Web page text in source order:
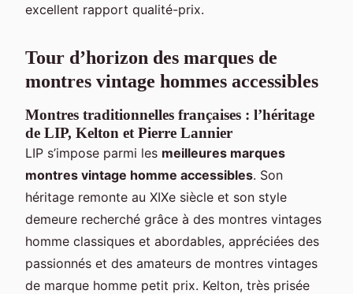
excellent rapport qualité-prix.
Tour d’horizon des marques de
montres vintage hommes accessibles
Montres traditionnelles françaises : l’héritage
de LIP, Kelton et Pierre Lannier
LIP s’impose parmi les meilleures marques
montres vintage homme accessibles. Son
héritage remonte au XIXe siècle et son style
demeure recherché grâce à des montres vintages
homme classiques et abordables, appréciées des
passionnés et des amateurs de montres vintages
de marque homme petit prix. Kelton, très prisée